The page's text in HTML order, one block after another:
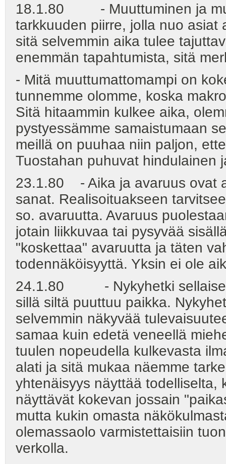
18.1.80 - Muuttuminen ja
tarkkuuden piirre, jolla nuo asiat
sitä selvemmin aika tulee
enemmän tapahtumista, sitä
- Mitä muuttumattomampi on
tunnemme olomme, koska
Sitä hitaammin kulkee aika,
pystyessämme samaistumaan
meillä on puuhaa niin paljon,
Tuostahan puhuvat hindulainen
23.1.80 - Aika ja avaruus ovat
sanat. Realisoituakseen
so. avaruutta. Avaruus
jotain liikkuvaa tai pysyvää
"koskettaa" avaruutta ja täten
todennäköisyyttä. Yksin ei ole
24.1.80 - Nykyhetki
sillä siltä puuttuu paikka.
selvemmin näkyvää
samaa kuin edetä veneellä
tuulen nopeudella kulkevasta
alati ja sitä mukaa näemme
yhtenäisyys näyttää todelliselta,
näyttävät kokevan jossain
mutta kukin omasta
olemassaolo varmistettaisiin
verkolla.